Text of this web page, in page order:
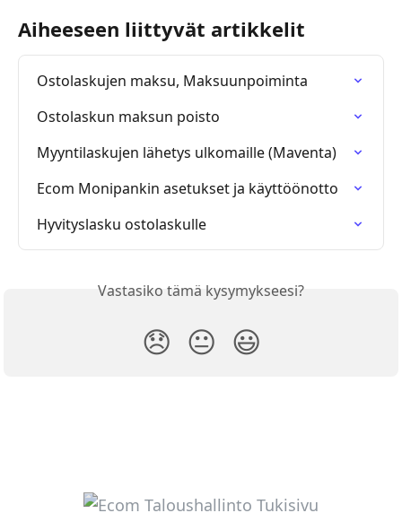
Aiheeseen liittyvät artikkelit
Ostolaskujen maksu, Maksuunpoiminta
Ostolaskun maksun poisto
Myyntilaskujen lähetys ulkomaille (Maventa)
Ecom Monipankin asetukset ja käyttöönotto
Hyvityslasku ostolaskulle
Vastasiko tämä kysymykseesi?
😞 😐 😃